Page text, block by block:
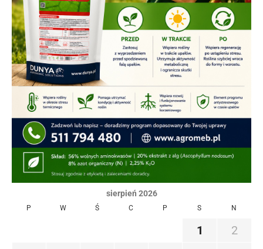
sierpień 2026
P W Ś C P S N
1
2